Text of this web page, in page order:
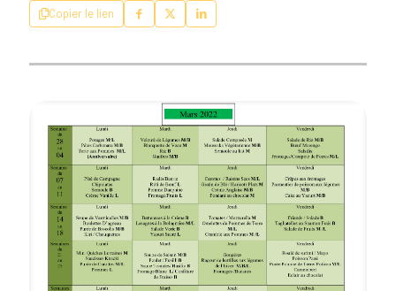
Copier le lien